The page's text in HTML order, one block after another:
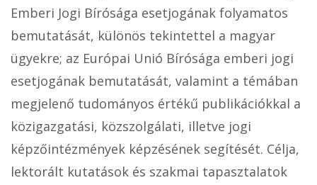
Emberi Jogi Bírósága esetjogának folyamatos
bemutatását, különös tekintettel a magyar
ügyekre; az Európai Unió Bírósága emberi jogi
esetjogának bemutatását, valamint a témában
megjelenő tudományos értékű publikációkkal a
közigazgatási, közszolgálati, illetve jogi
képzőintézmények képzésének segítését. Célja,
lektorált kutatások és szakmai tapasztalatok